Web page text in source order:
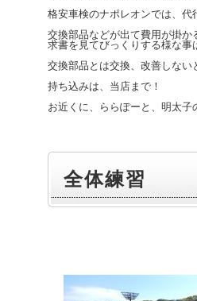
格安車検のナポレオンでは、代
交換部品などが出て費用が掛
求書を見てびっくりする様な事
交換部品とは交換、改善しない
持ち込みは、当店まで！
お近くに、ららぽーと、明太子
全体練習